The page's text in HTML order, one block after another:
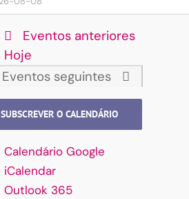
Eventos anteriores
Hoje
Eventosseguintes
SUBSCREVER O CALENDÁRIO
Calendário Google
iCalendar
Outlook 365